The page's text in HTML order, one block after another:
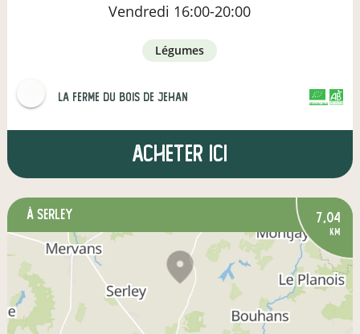
Vendredi 16:00-20:00
légumes
La ferme du Bois de Jehan CERTIFIÉ PAR FR-BIO-01
AGRICULTURE FRANCE
Acheter ici
à Serley 7,04
km